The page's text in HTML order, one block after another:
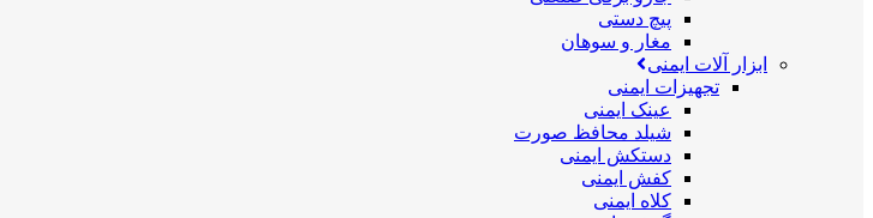
پیچ دستی
مغار و سوهان
ابزار آلات ایمنی
تجهیزات ایمنی
عینک ایمنی
شیلد محافظ صورت
دستکش ایمنی
کفش ایمنی
کلاه ایمنی